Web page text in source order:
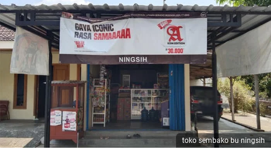
toko sembako bu ningsih